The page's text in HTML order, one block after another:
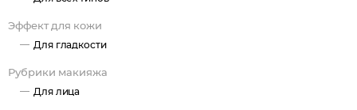
Эффект для кожи
Для гладкости
Рубрики макияжа
Для лица